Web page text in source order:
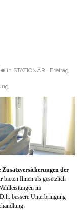
in STATIONÄR · Freitag
Zusatzversicherungen der
bieten Ihnen als gesetzlich
im
bessere Unterbringung